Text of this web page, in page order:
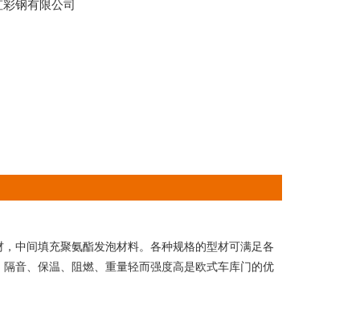
钢有限公司
间填充聚氨酯发泡材料。各种规格的型材可满足各
音、保温、阻燃、重量轻而强度高是欧式车库门的优